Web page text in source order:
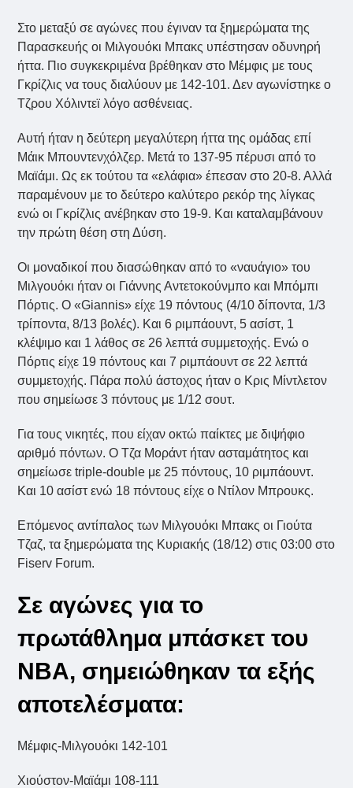
Στο μεταξύ σε αγώνες που έγιναν τα ξημερώματα της
Παρασκευής οι Μιλγουόκι Μπακς υπέστησαν οδυνηρή
ήττα. Πιο συγκεκριμένα βρέθηκαν στο Μέμφις με τους
Γκρίζλις να τους διαλύουν με 142-101. Δεν αγωνίστηκε ο
Τζρου Χόλιντεϊ λόγο ασθένειας.
Αυτή ήταν η δεύτερη μεγαλύτερη ήττα της ομάδας επί
Μάικ Μπουντενχόλζερ. Μετά το 137-95 πέρυσι από το
Μαϊάμι. Ως εκ τούτου τα «ελάφια» έπεσαν στο 20-8. Αλλά
παραμένουν με το δεύτερο καλύτερο ρεκόρ της λίγκας
ενώ οι Γκρίζλις ανέβηκαν στο 19-9. Και καταλαμβάνουν
την πρώτη θέση στη Δύση.
Οι μοναδικοί που διασώθηκαν από το «ναυάγιο» του
Μιλγουόκι ήταν οι Γιάννης Αντετοκούνμπο και Μπόμπι
Πόρτις. Ο «Giannis» είχε 19 πόντους (4/10 δίποντα, 1/3
τρίποντα, 8/13 βολές). Και 6 ριμπάουντ, 5 ασίστ, 1
κλέψιμο και 1 λάθος σε 26 λεπτά συμμετοχής. Ενώ ο
Πόρτις είχε 19 πόντους και 7 ριμπάουντ σε 22 λεπτά
συμμετοχής. Πάρα πολύ άστοχος ήταν ο Κρις Μίντλετον
που σημείωσε 3 πόντους με 1/12 σουτ.
Για τους νικητές, που είχαν οκτώ παίκτες με διψήφιο
αριθμό πόντων. Ο Τζα Μοράντ ήταν ασταμάτητος και
σημείωσε triple-double με 25 πόντους, 10 ριμπάουντ.
Και 10 ασίστ ενώ 18 πόντους είχε ο Ντίλον Μπρουκς.
Επόμενος αντίπαλος των Μιλγουόκι Μπακς οι Γιούτα
Τζαζ, τα ξημερώματα της Κυριακής (18/12) στις 03:00 στο
Fiserv Forum.
Σε αγώνες για το
πρωτάθλημα μπάσκετ του
ΝΒΑ, σημειώθηκαν τα εξής
αποτελέσματα:
Μέμφις-Μιλγουόκι 142-101
Χιούστον-Μαϊάμι 108-111